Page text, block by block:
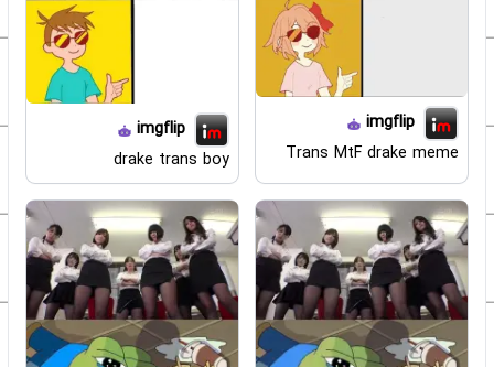
imgflip
Trans MtF drake meme
imgflip
drake trans boy